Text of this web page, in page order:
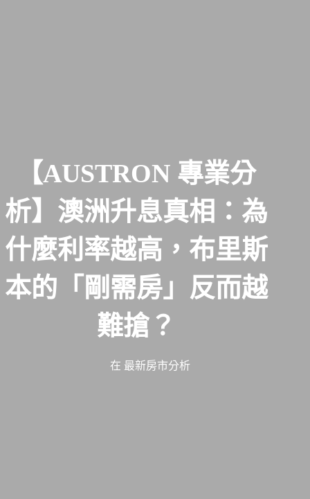
【AUSTRON 專業分
析】澳洲升息真相：為
什麼利率越高，布里斯
本的「剛需房」反而越
難搶？
在 最新房市分析